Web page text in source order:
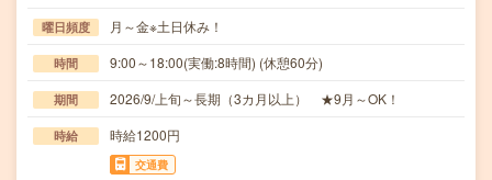
曜日頻度 月～金※土日休み！
時間 9:00～18:00(実働:8時間) (休憩60分)
期間 2026/9/上旬～長期（3カ月以上） ★9月～OK！
時給 時給1200円
交通費